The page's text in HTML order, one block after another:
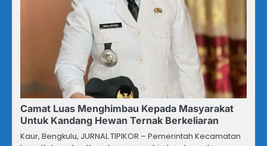
Camat Luas Menghimbau Kepada Masyarakat
Untuk Kandang Hewan Ternak Berkeliaran
Kaur, Bengkulu, JURNAL TIPIKOR – Pemerintah Kecamatan